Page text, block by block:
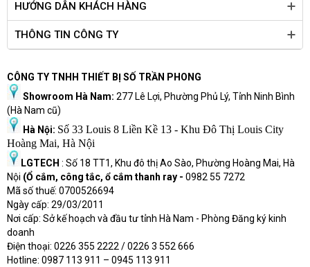
HƯỚNG DẪN KHÁCH HÀNG
THÔNG TIN CÔNG TY
CÔNG TY TNHH THIẾT BỊ SỐ TRẦN PHONG
Showroom Hà Nam: 277 Lê Lợi, Phường Phủ Lý, Tỉnh Ninh Bình
(Hà Nam cũ)
Hà Nội: Số 33 Louis 8 Liền Kề 13 - Khu Đô Thị Louis City
Hoàng Mai, Hà Nội
LGTECH : Số 18 TT1, Khu đô thị Ao Sào, Phường Hoàng Mai, Hà
Nội (Ổ cắm, công tắc, ổ cắm thanh ray - 0982 55 7272
Mã số thuế: 0700526694
Ngày cấp: 29/03/2011
Nơi cấp: Sở kế hoạch và đầu tư tỉnh Hà Nam - Phòng Đăng ký kinh
doanh
Điện thoại: 0226 355 2222 / 0226 3 552 666
Hotine: 0987 113 911 – 0945 113 911